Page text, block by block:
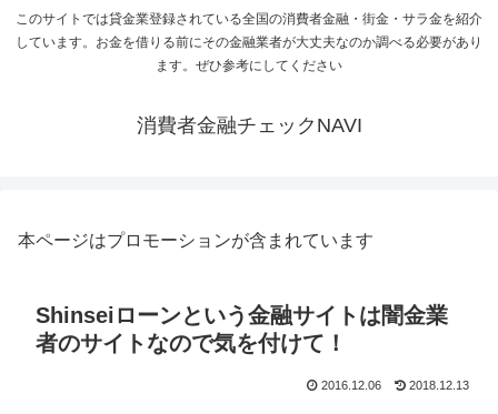
このサイトでは貸金業登録されている全国の消費者金融・街金・サラ金を紹介
しています。お金を借りる前にその金融業者が大丈夫なのか調べる必要があり
ます。ぜひ参考にしてください
消費者金融チェックNAVI
本ページはプロモーションが含まれています
Shinseiローンという金融サイトは闇金業
者のサイトなので気を付けて！
2016.12.06 2018.12.13